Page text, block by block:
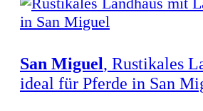
San Miguel, Rustikales
ideal für Pferde in San